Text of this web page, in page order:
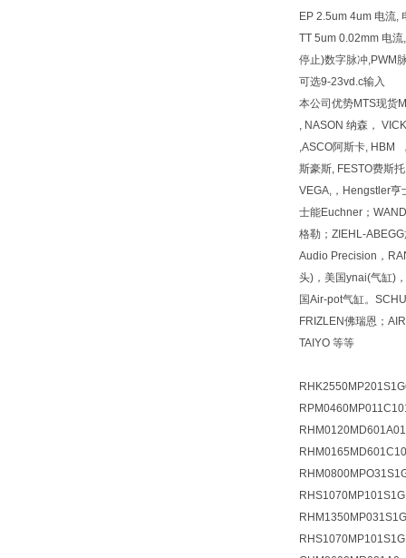
EP 2.5um 4um 电流,
TT 5um 0.02mm 电
停止)数字脉冲,PWM
可选9-23vd.c输入
本公司优势MTS现货
, NASON 纳森，
,ASCO阿斯卡, HBM
斯豪斯, FESTO费斯
VEGA,，Hengstler亨
士能Euchner；
格勒；ZIEHL-
Audio Precision，
头)，美国ynai(气缸)
国Air-pot气缸。
FRIZLEN佛瑞恩；
TAIYO 等等
RHM0120MD601A01